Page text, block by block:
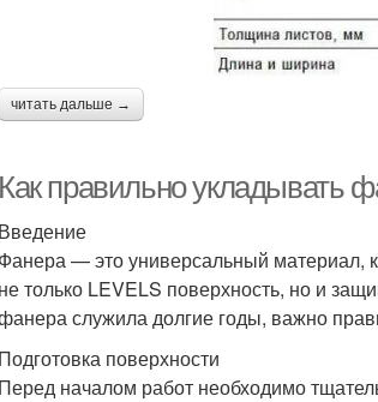
читать дальше →
Как правильно укладывать
Введение
Фанера — это универсальный материал,
не только LEVELS поверхность, но и
служила долгие годы, важно
Подготовка поверхности
Перед началом работ необходимо